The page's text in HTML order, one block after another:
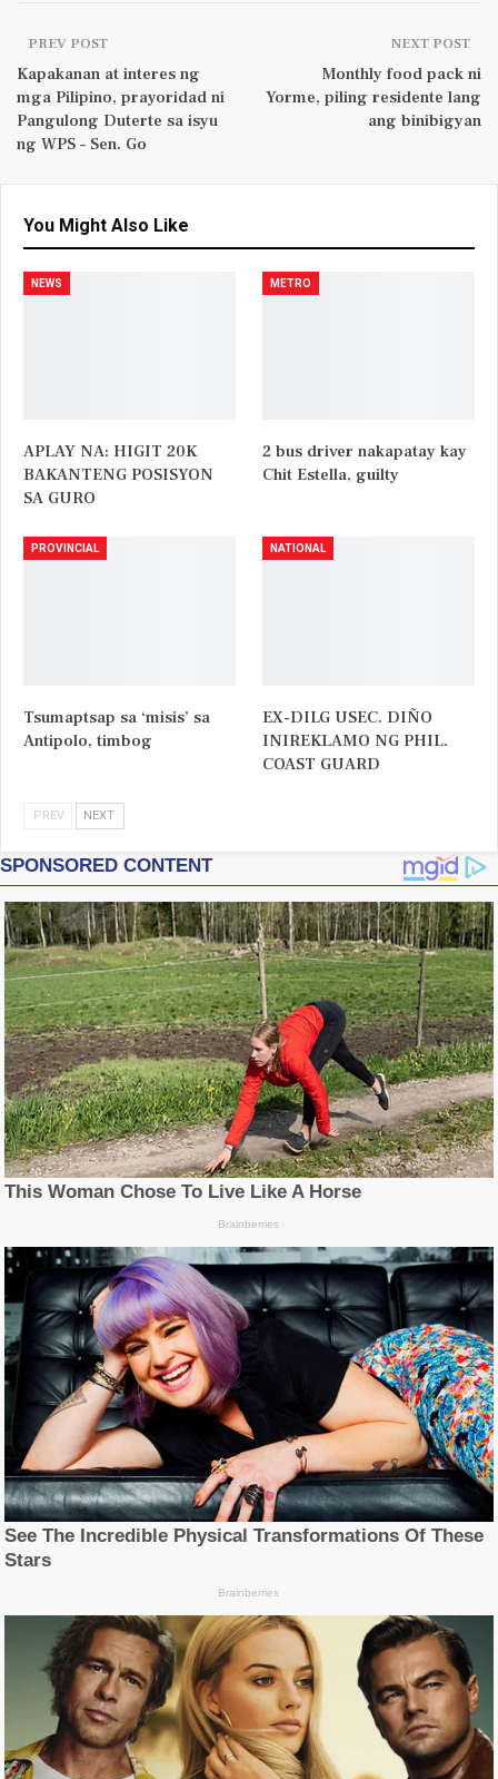
PREV POST
Kapakanan at interes ng
mga Pilipino, prayoridad ni
Pangulong Duterte sa isyu
ng WPS – Sen. Go
NEXT POST
Monthly food pack ni
Yorme, piling residente lang
ang binibigyan
You Might Also Like
NEWS
APLAY NA: HIGIT 20K
BAKANTENG POSISYON
SA GURO
METRO
2 bus driver nakapatay kay
Chit Estella, guilty
PROVINCIAL
Tsumaptsap sa ‘misis’ sa
Antipolo, timbog
NATIONAL
EX-DILG USEC. DIÑO
INIREKLAMO NG PHIL.
COAST GUARD
PREV NEXT